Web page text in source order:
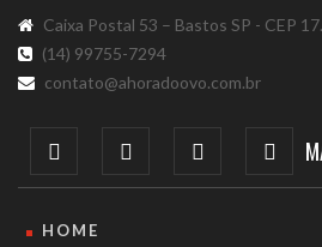
Caixa Postal 53 – Bastos SP - CEP
(14) 99755-7294
contato@ahoradoovo.com.br
HOME